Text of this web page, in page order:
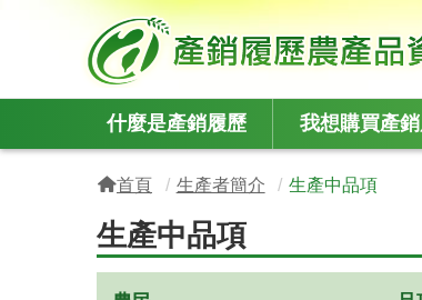
什麼是產銷履歷 我想購買產
首頁 生產者簡介 生產中品項
生產中品項